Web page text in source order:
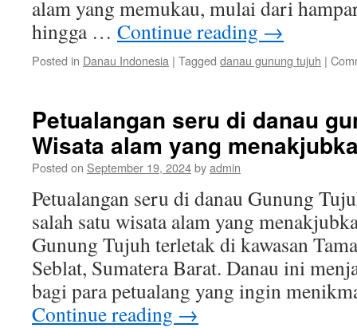
alam yang memukau, mulai dari
hingga … Continue reading →
Posted in Danau Indonesia | Tagged danau gunung tujuh |
Petualangan seru di danau
Wisata alam yang
Posted on September 19, 2024byadmin
Petualangan seru di danau Gunung
salah satu wisata alam yang
Gunung Tujuh terletak di kawasan
Seblat, Sumatera Barat. Danau ini
bagi para petualang yang ingin
Continue reading →